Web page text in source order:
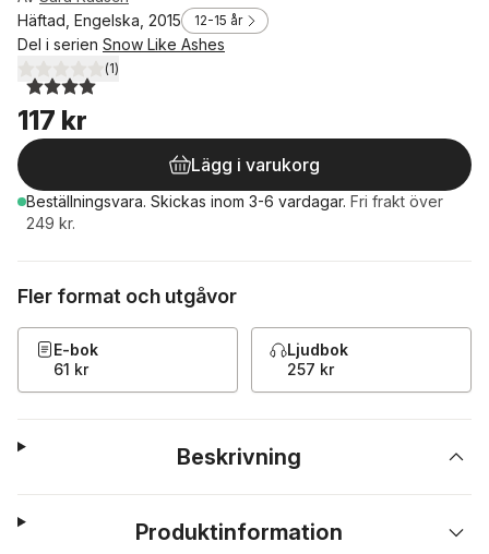
Häftad, Engelska, 2015
12-15 år
Del i serien Snow Like Ashes
4,0utav 5 stjärnor. Totalt antal röster:
(1)
117 kr
Lägg i varukorg
Beställningsvara. Skickas inom 3-6 vardagar. Fri frakt över
249 kr.
Fler format och utgåvor
E-bok
61 kr
Ljudbok
257 kr
Beskrivning
Produktinformation